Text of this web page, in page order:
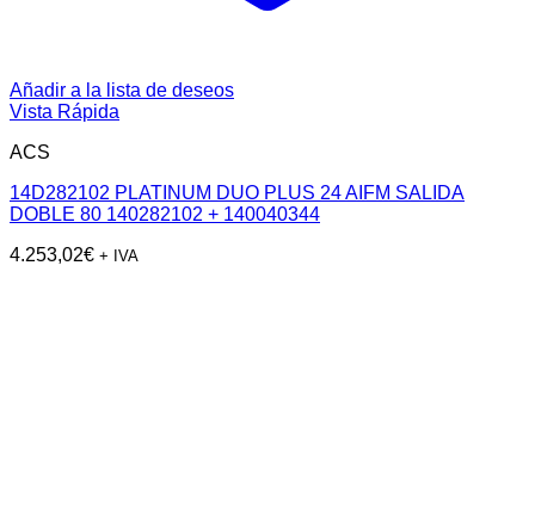
Añadir a la lista de deseos
Vista Rápida
ACS
14D282102 PLATINUM DUO PLUS 24 AIFM SALIDA
DOBLE 80 140282102 + 140040344
4.253,02€ + IVA